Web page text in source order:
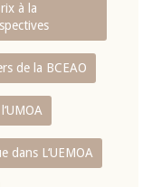
à la
de la BCEAO
dans L‘UEMOA